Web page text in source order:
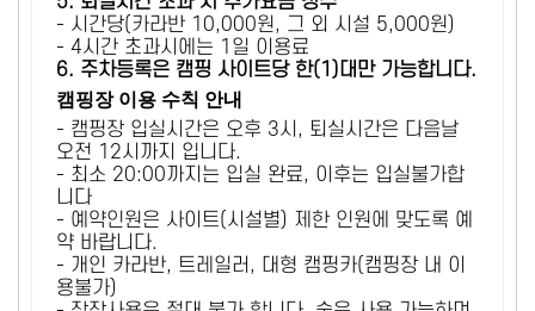
- 시간당(카라반 10,000원, 그 외 시설 5,000원)
- 4시간 초과시에는 1일 이용료
6. 주차등록은 캠핑 사이트당 한(1)대만 가능합니다.
캠핑장 이용 수칙 안내
- 캠핑장 입실시간은 오후 3시, 퇴실시간은 다음날
오전 12시까지 입니다.
- 최소 20:00까지는 입실 완료, 이후는 입실불가합
니다
- 예약인원은 사이트(시설별) 제한 인원에 맞도록 예
약 바랍니다.
- 개인 카라반, 트레일러, 대형 캠핑카(캠핑장 내 이
용불가)